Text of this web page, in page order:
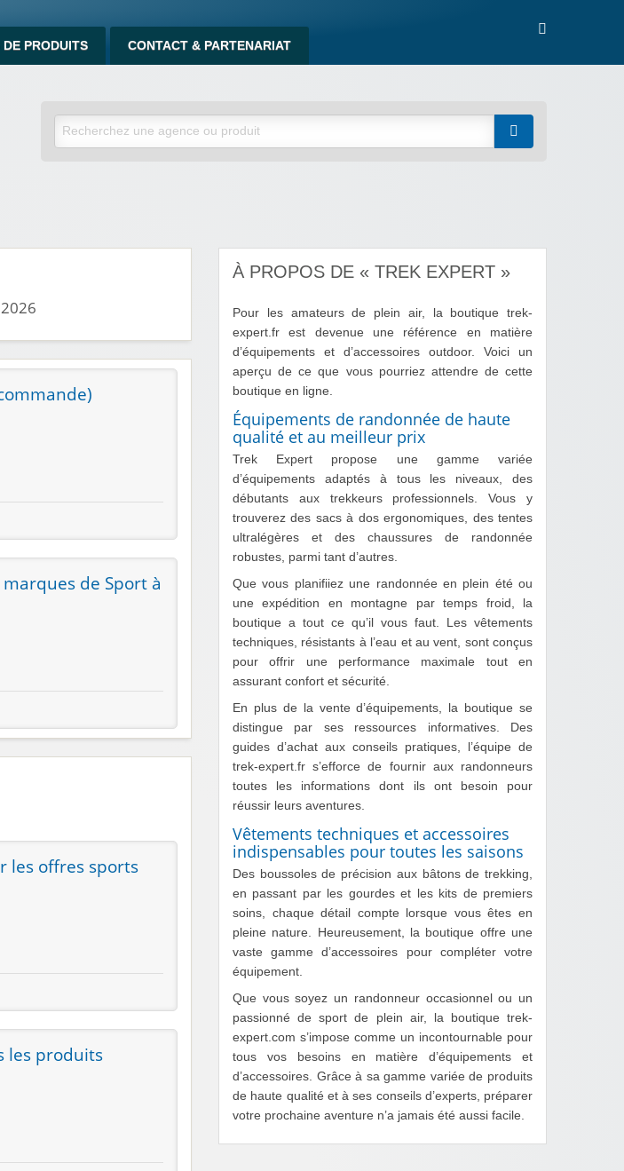
DE PRODUITS CONTACT & PARTENARIAT
de Sport à
les offres sports
les produits
À PROPOS DE « TREK EXPERT »
Pour les amateurs de plein air, la boutique trek-
expert.fr est devenue une référence en matière
d’équipements et d’accessoires outdoor. Voici un
aperçu de ce que vous pourriez attendre de cette
boutique en ligne.
Équipements de randonnée de haute
qualité et au meilleur prix
Trek Expert propose une gamme variée
d’équipements adaptés à tous les niveaux, des
débutants aux trekkeurs professionnels. Vous y
trouverez des sacs à dos ergonomiques, des tentes
ultralégères et des chaussures de randonnée
robustes, parmi tant d’autres.
Que vous planifiiez une randonnée en plein été ou
une expédition en montagne par temps froid, la
boutique a tout ce qu’il vous faut. Les vêtements
techniques, résistants à l’eau et au vent, sont conçus
pour offrir une performance maximale tout en
assurant confort et sécurité.
En plus de la vente d’équipements, la boutique se
distingue par ses ressources informatives. Des
guides d’achat aux conseils pratiques, l’équipe de
trek-expert.fr s’efforce de fournir aux randonneurs
toutes les informations dont ils ont besoin pour
réussir leurs aventures.
Vêtements techniques et accessoires
indispensables pour toutes les saisons
Des boussoles de précision aux bâtons de trekking,
en passant par les gourdes et les kits de premiers
soins, chaque détail compte lorsque vous êtes en
pleine nature. Heureusement, la boutique offre une
vaste gamme d’accessoires pour compléter votre
équipement.
Que vous soyez un randonneur occasionnel ou un
passionné de sport de plein air, la boutique trek-
expert.com s’impose comme un incontournable pour
tous vos besoins en matière d’équipements et
d’accessoires. Grâce à sa gamme variée de produits
de haute qualité et à ses conseils d’experts, préparer
votre prochaine aventure n’a jamais été aussi facile.